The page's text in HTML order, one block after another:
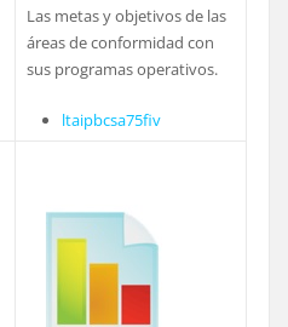
Las metas y objetivos de las
áreas de conformidad con
sus programas operativos.
ltaipbcsa75fiv